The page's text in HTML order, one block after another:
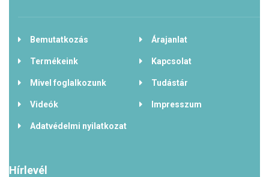
Bemutatkozás Árajanlat
Termékeink Kapcsolat
Mivel foglalkozunk Tudástár
Videók Impresszum
Adatvédelmi nyilatkozat
Hírlevél